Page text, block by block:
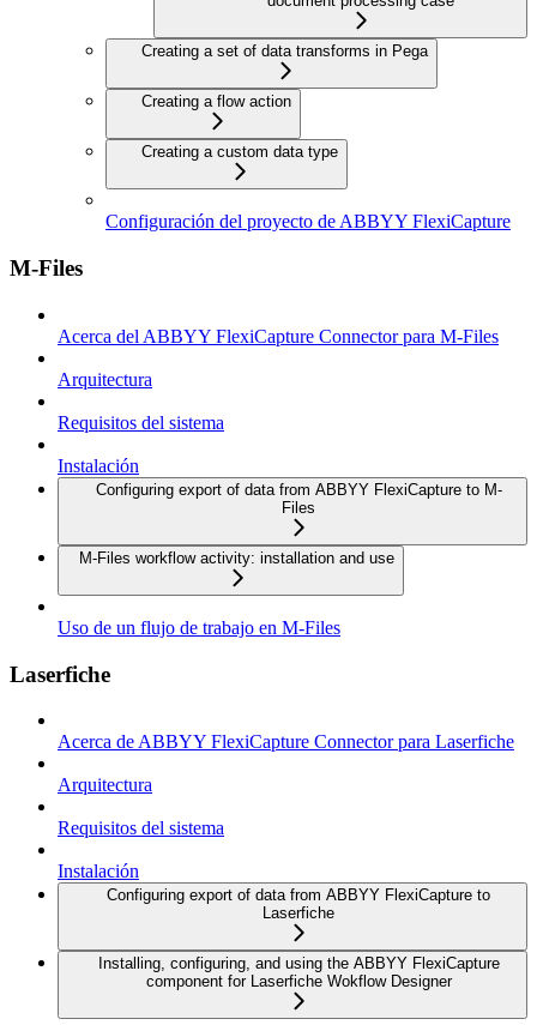
Creating a set of data transforms in Pega
Creating a flow action
Creating a custom data type
Configuración del proyecto de ABBYY FlexiCapture
M-Files
Acerca del ABBYY FlexiCapture Connector para M-Files
Arquitectura
Requisitos del sistema
Instalación
Configuring export of data from ABBYY FlexiCapture to M-
Files
M-Files workflow activity: installation and use
Uso de un flujo de trabajo en M-Files
Laserfiche
Acerca de ABBYY FlexiCapture Connector para Laserfiche
Arquitectura
Requisitos del sistema
Instalación
Configuring export of data from ABBYY FlexiCapture to
Laserfiche
Installing, configuring, and using the ABBYY FlexiCapture
component for Laserfiche Wokflow Designer